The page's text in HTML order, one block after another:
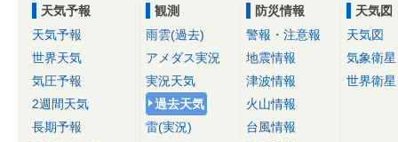
天気予報
天気予報
世界天気
気圧予報
2週間天気
長期予報
観測
雨雲(過去)
アメダス実況
実況天気
過去天気
雷(実況)
防災情報
警報・注意報
地震情報
津波情報
火山情報
台風情報
天気図
天気図
気象衛星
世界衛星